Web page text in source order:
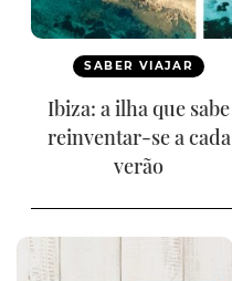
SABER VIAJAR
Ibiza: a ilha que sabe
reinventar-se a cada
verão